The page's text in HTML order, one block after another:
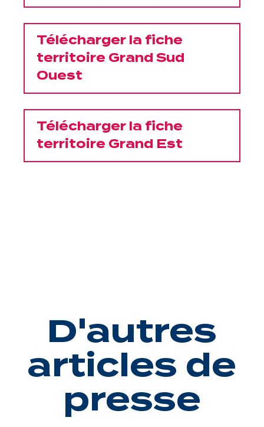
Notre organisation
Une gouvernance de proximité
Notre histoire
Nous rejoindre
Nos métiers
Télécharger la fiche
territoire Grand Sud
Ouest
Télécharger la fiche
territoire Grand Est
D'autres
articles de
presse